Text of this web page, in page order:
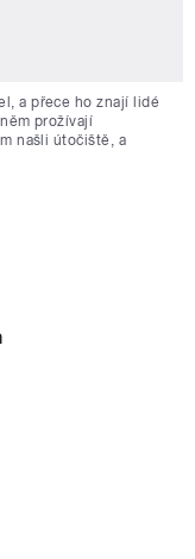
a přece ho znají lidé
prožívají
našli útočiště, a